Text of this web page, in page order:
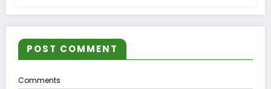
POST COMMENT
Comments